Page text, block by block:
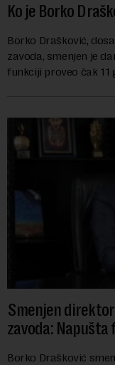
Ko je Borko
Borko Drašković,
zavoda, smenjen je
funkciji proveo čak 11
Smenjen
zavoda: Napušta
Borko Drašković